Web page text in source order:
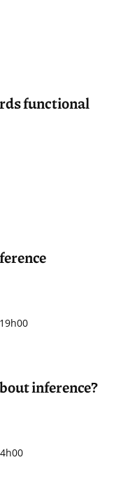
functional
19h00
inference?